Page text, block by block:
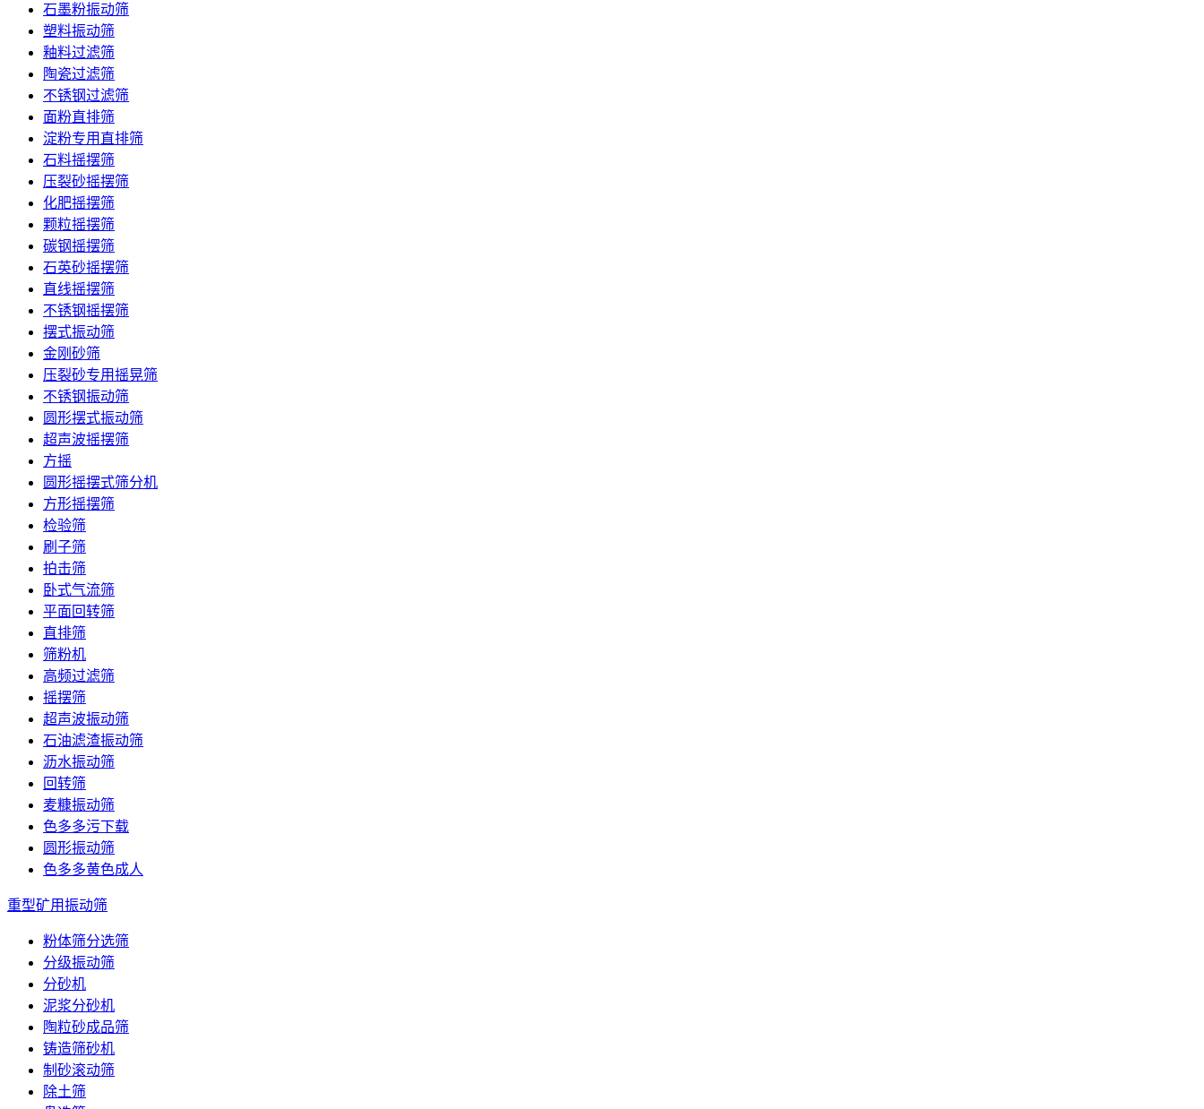
石墨粉振动筛
塑料振动筛
釉料过滤筛
陶瓷过滤筛
不锈钢过滤筛
面粉直排筛
淀粉专用直排筛
石料摇摆筛
压裂砂摇摆筛
化肥摇摆筛
颗粒摇摆筛
碳钢摇摆筛
石英砂摇摆筛
直线摇摆筛
不锈钢摇摆筛
摆式振动筛
金刚砂筛
压裂砂专用摇晃筛
不锈钢振动筛
圆形摆式振动筛
超声波摇摆筛
方摇
圆形摇摆式筛分机
方形摇摆筛
检验筛
刷子筛
拍击筛
卧式气流筛
平面回转筛
直排筛
筛粉机
高频过滤筛
摇摆筛
超声波振动筛
石油滤渣振动筛
沥水振动筛
回转筛
麦糠振动筛
色多多污下载
圆形振动筛
色多多黄色成人
重型矿用振动筛
粉体筛分选筛
分级振动筛
分砂机
泥浆分砂机
陶粒砂成品筛
铸造筛砂机
制砂滚动筛
除土筛